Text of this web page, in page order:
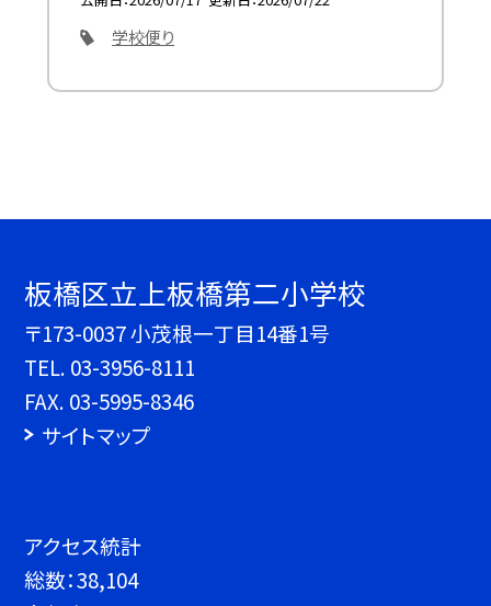
学校便り
板橋区立上板橋第二小学校
〒173-0037 小茂根一丁目14番1号
TEL. 03-3956-8111
FAX. 03-5995-8346
サイトマップ
アクセス統計
総数：38,104